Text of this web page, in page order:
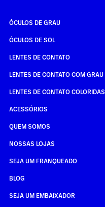
ÓCULOS DE GRAU
ÓCULOS DE SOL
LENTES DE CONTATO
LENTES DE CONTATO COM GRAU
LENTES DE CONTATO COLORIDAS
ACESSÓRIOS
QUEM SOMOS
NOSSAS LOJAS
SEJA UM FRANQUEADO
BLOG
SEJA UM EMBAIXADOR